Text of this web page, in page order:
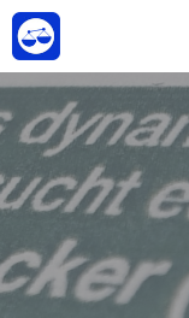
Zum
Inhalt
springen